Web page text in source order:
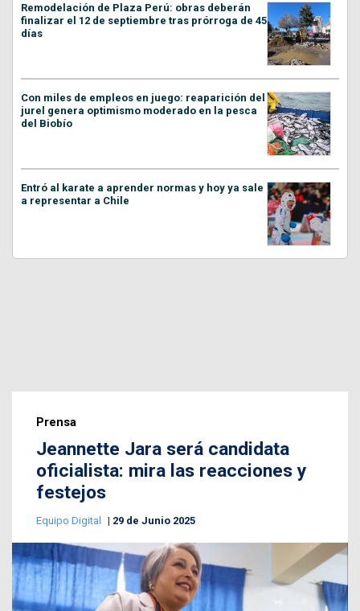
Remodelación de Plaza Perú: obras deberán
finalizar el 12 de septiembre tras prórroga de 45
días
Con miles de empleos en juego: reaparición del
jurel genera optimismo moderado en la pesca
del Biobío
Entró al karate a aprender normas y hoy ya sale
a representar a Chile
Prensa
Jeannette Jara será candidata
oficialista: mira las reacciones y
festejos
Equipo Digital 29 de Junio 2025